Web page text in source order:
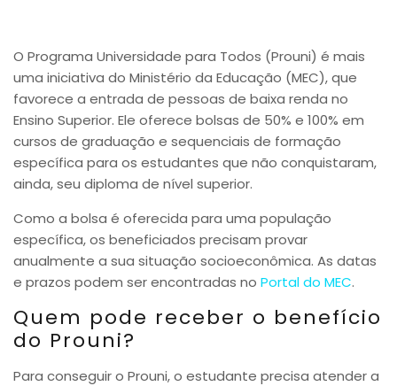
O Programa Universidade para Todos (Prouni) é mais
uma iniciativa do Ministério da Educação (MEC), que
favorece a entrada de pessoas de baixa renda no
Ensino Superior. Ele oferece bolsas de 50% e 100% em
cursos de graduação e sequenciais de formação
específica para os estudantes que não conquistaram,
ainda, seu diploma de nível superior.
Como a bolsa é oferecida para uma população
específica, os beneficiados precisam provar
anualmente a sua situação socioeconômica. As datas
e prazos podem ser encontradas no Portal do MEC.
Quem pode receber o benefício
do Prouni?
Para conseguir o Prouni, o estudante precisa atender a